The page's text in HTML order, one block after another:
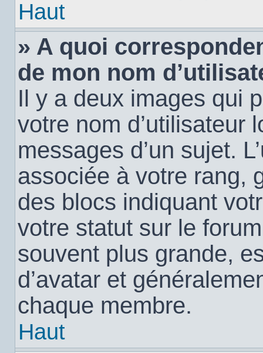
Haut
» A quoi
de mon nom
Il y a deux images qui
votre nom d’utilisateur
messages d’un sujet.
associée à votre rang,
des blocs indiquant
votre statut sur le
souvent plus grande,
d’avatar et
chaque membre.
Haut